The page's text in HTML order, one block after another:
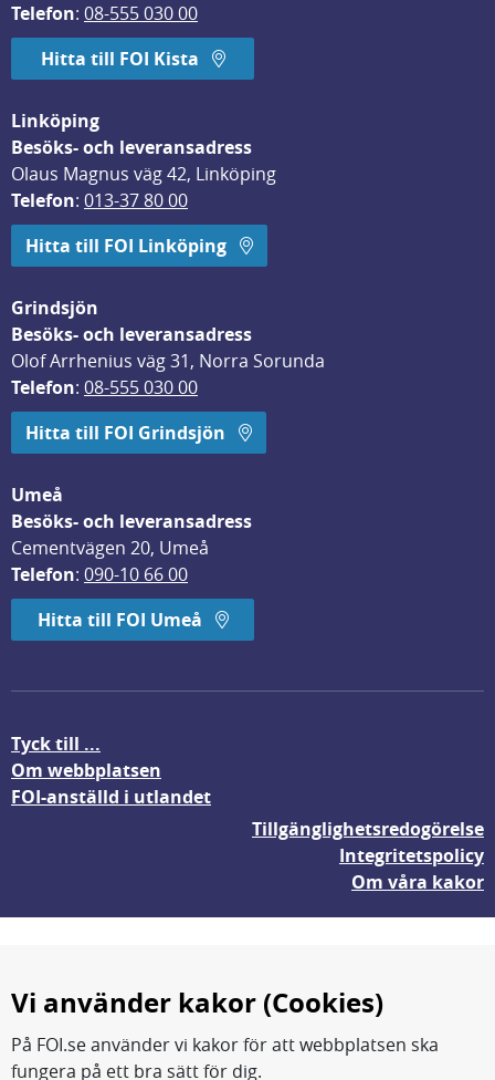
Telefon: 08-555 030 00
Hitta till FOI Kista
Linköping
Besöks- och leveransadress
Olaus Magnus väg 42, Linköping
Telefon: 013-37 80 00
Hitta till FOI Linköping
Grindsjön
Besöks- och leveransadress
Olof Arrhenius väg 31, Norra Sorunda
Telefon: 08-555 030 00
Hitta till FOI Grindsjön
Umeå
Besöks- och leveransadress
Cementvägen 20, Umeå
Telefon: 090-10 66 00
Hitta till FOI Umeå
Tyck till ...
Om webbplatsen
FOI-anställd i utlandet
Tillgänglighetsredogörelse
Integritetspolicy
Om våra kakor
Vi använder kakor (Cookies)
På FOI.se använder vi kakor för att webbplatsen ska
fungera på ett bra sätt för dig.